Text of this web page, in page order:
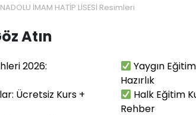
İMAM HATİP LİSESİ Resimleri
Atın
2026:
Yaygın
Hazırlık
Ücretsiz Kurs +
Halk Eğitim
Rehber